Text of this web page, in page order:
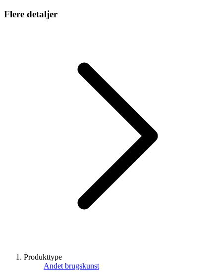
Flere detaljer
Produkttype
Andet brugskunst